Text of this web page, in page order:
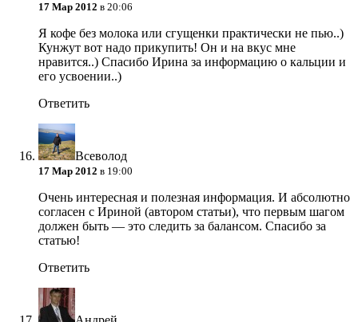
17 Мар 2012 в 20:06
Я кофе без молока или сгущенки практически не пью..)
Кунжут вот надо прикупить! Он и на вкус мне
нравится..) Спасибо Ирина за информацию о кальции и
его усвоении..)
Ответить
Всеволод
17 Мар 2012 в 19:00
Очень интересная и полезная информация. И абсолютно
согласен с Ириной (автором статьи), что первым шагом
должен быть — это следить за балансом. Спасибо за
статью!
Ответить